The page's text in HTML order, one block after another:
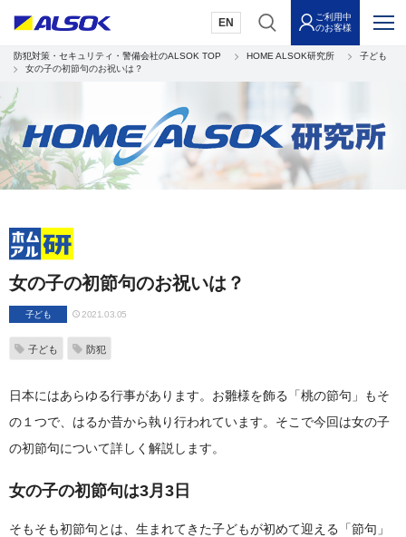
EN
ご利用中
のお客様
防犯対策・セキュリティ・警備会社のALSOK TOP HOME ALSOK研究所
子ども
女の子の初節句のお祝いは？
女の子の初節句のお祝いは？
子ども 2021.03.05
子ども 防犯
日本にはあらゆる行事があります。お雛様を飾る「桃の節句」もそ
の１つで、はるか昔から執り行われています。そこで今回は女の子
の初節句について詳しく解説します。
女の子の初節句は3月3日
そもそも初節句とは、生まれてきた子どもが初めて迎える「節句」